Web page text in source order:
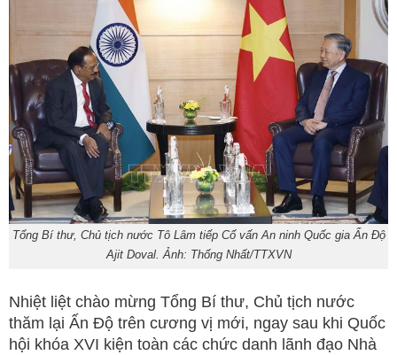
Tổng Bí thư, Chủ tịch nước Tô Lâm tiếp Cố vấn An ninh Quốc gia Ấn Độ
Ajit Doval. Ảnh: Thống Nhất/TTXVN
Nhiệt liệt chào mừng Tổng Bí thư, Chủ tịch nước
thăm lại Ấn Độ trên cương vị mới, ngay sau khi Quốc
hội khóa XVI kiện toàn các chức danh lãnh đạo Nhà